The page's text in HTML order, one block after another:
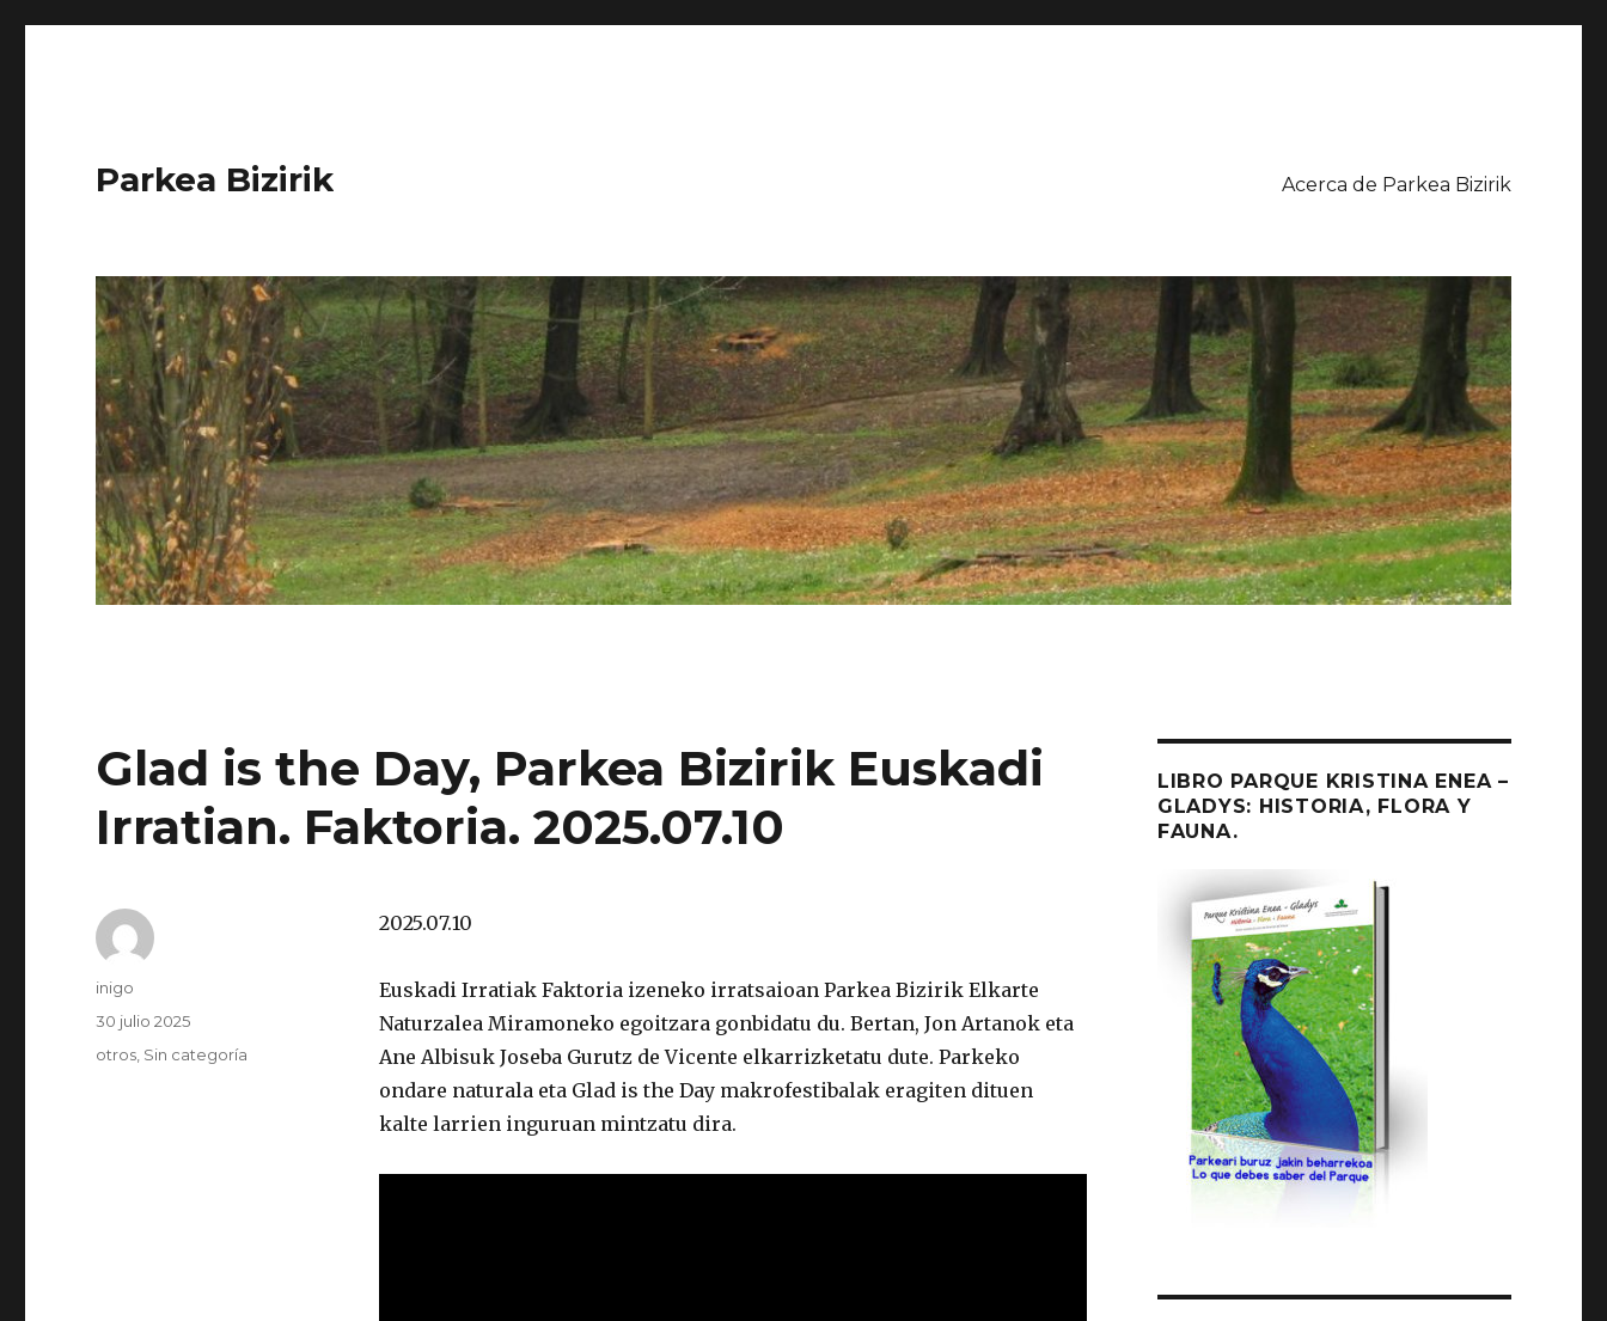
Parkea Bizirik Acerca de Parkea Bizirik
Glad is the Day, Parkea Bizirik Euskadi
Irratian. Faktoria. 2025.07.10
2025.07.10
Euskadi Irratiak Faktoria izeneko irratsaioan Parkea Bizirik Elkarte
Naturzalea Miramoneko egoitzara gonbidatu du. Bertan, Jon Artanok eta
Ane Albisuk Joseba Gurutz de Vicente elkarrizketatu dute. Parkeko
ondare naturala eta Glad is the Day makrofestibalak eragiten dituen
kalte larrien inguruan mintzatu dira.
Autor
inigo
Publicado
el
30 julio 2025
Categorías
otros Sin categoría
LIBRO PARQUE KRISTINA ENEA –
GLADYS: HISTORIA, FLORA Y
FAUNA.